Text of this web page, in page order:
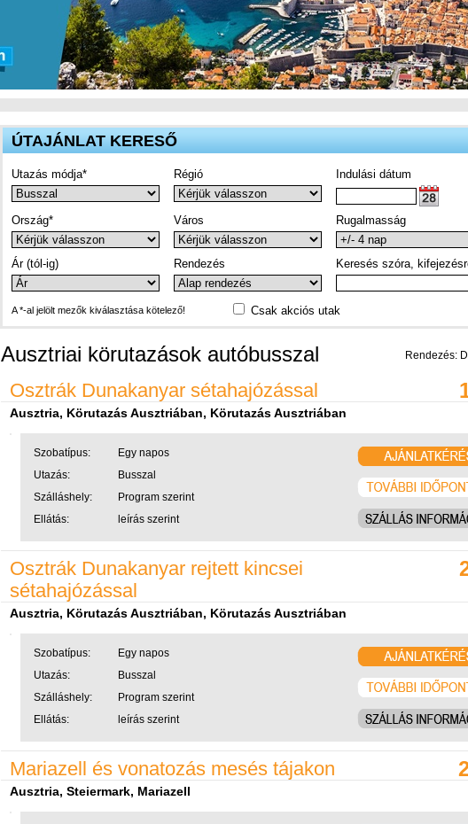
ÚTAJÁNLAT KERESŐ
Utazás módja* Régió Indulási dátum
Ország* Város Rugalmasság
Ár (tól-ig) Rendezés Keresés szóra,
A *-al jelölt mezők kiválasztása kötelező! Csak akciós utak
Ausztriai körutazások autóbusszal Rendezés:
Osztrák Dunakanyar sétahajózással
Ausztria, Körutazás Ausztriában, Körutazás Ausztriában
Szobatípus:
Egy napos
Utazás:
Busszal
Szálláshely:
Program szerint
Ellátás:
leírás szerint
Osztrák Dunakanyar rejtett kincsei
sétahajózással
Ausztria, Körutazás Ausztriában, Körutazás Ausztriában
Szobatípus:
Egy napos
Utazás:
Busszal
Szálláshely:
Program szerint
Ellátás:
leírás szerint
Mariazell és vonatozás mesés tájakon
Ausztria, Steiermark, Mariazell